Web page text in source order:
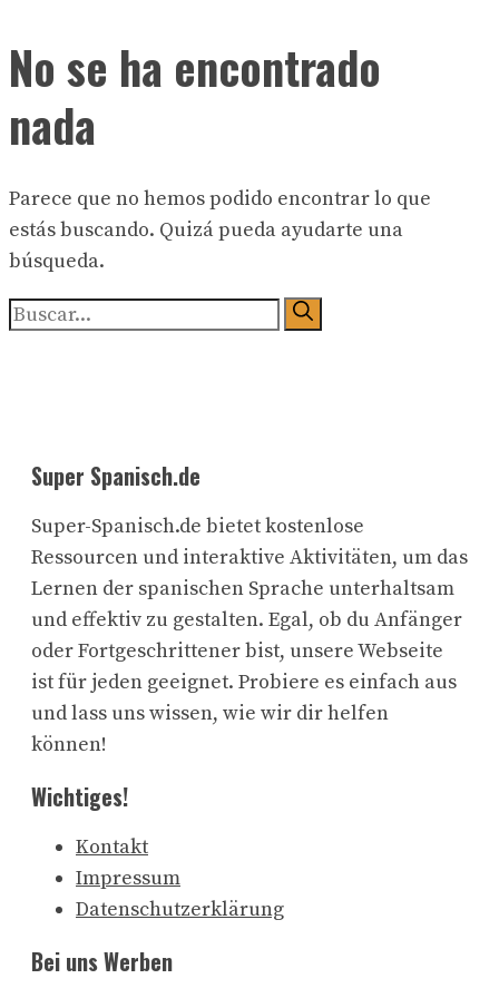
No se ha encontrado
nada
Parece que no hemos podido encontrar lo que
estás buscando. Quizá pueda ayudarte una
búsqueda.
Buscar:
Super Spanisch.de
Super-Spanisch.de bietet kostenlose
Ressourcen und interaktive Aktivitäten, um das
Lernen der spanischen Sprache unterhaltsam
und effektiv zu gestalten. Egal, ob du Anfänger
oder Fortgeschrittener bist, unsere Webseite
ist für jeden geeignet. Probiere es einfach aus
und lass uns wissen, wie wir dir helfen
können!
Wichtiges!
Kontakt
Impressum
Datenschutzerklärung
Bei uns Werben